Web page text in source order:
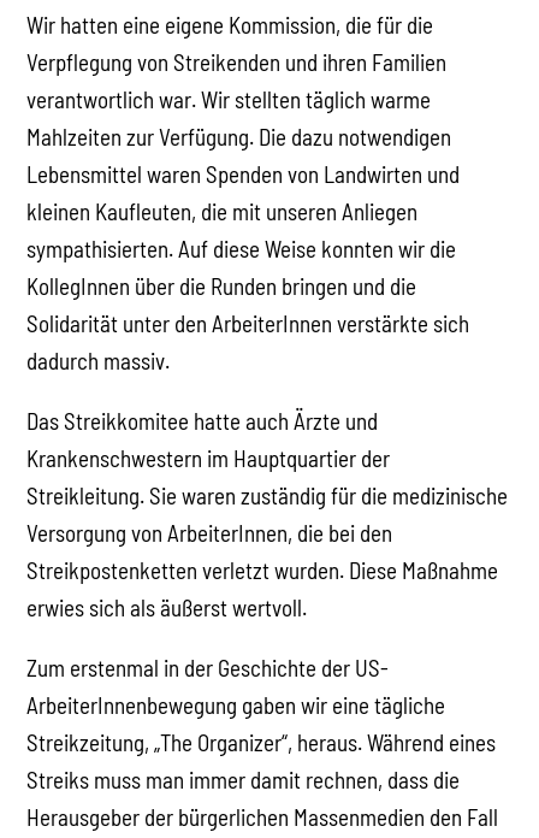
Wir hatten eine eigene Kommission, die für die
Verpflegung von Streikenden und ihren Familien
verantwortlich war. Wir stellten täglich warme
Mahlzeiten zur Verfügung. Die dazu notwendigen
Lebensmittel waren Spenden von Landwirten und
kleinen Kaufleuten, die mit unseren Anliegen
sympathisierten. Auf diese Weise konnten wir die
KollegInnen über die Runden bringen und die
Solidarität unter den ArbeiterInnen verstärkte sich
dadurch massiv.
Das Streikkomitee hatte auch Ärzte und
Krankenschwestern im Hauptquartier der
Streikleitung. Sie waren zuständig für die medizinische
Versorgung von ArbeiterInnen, die bei den
Streikpostenketten verletzt wurden. Diese Maßnahme
erwies sich als äußerst wertvoll.
Zum erstenmal in der Geschichte der US-
ArbeiterInnenbewegung gaben wir eine tägliche
Streikzeitung, „The Organizer“, heraus. Während eines
Streiks muss man immer damit rechnen, dass die
Herausgeber der bürgerlichen Massenmedien den Fall